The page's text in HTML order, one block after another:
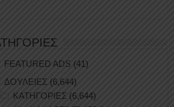
FEATURED ADS (41)
ΔΟΥΛΕΙΕΣ (6,644)
ΚΑΤΗΓΟΡΙΕΣ (6,644)